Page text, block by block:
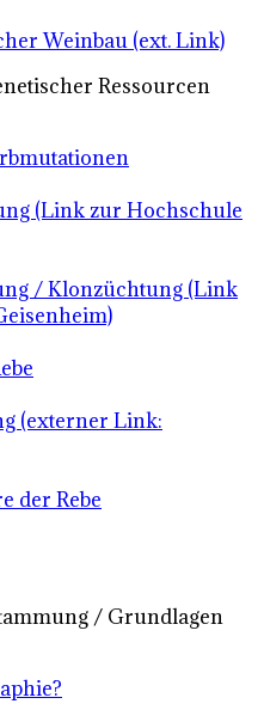
Weinbau (ext. Link)
Ressourcen
(Link zur Hochschule
/ Klonzüchtung (Link
(externer Link:
der Rebe
/ Grundlagen